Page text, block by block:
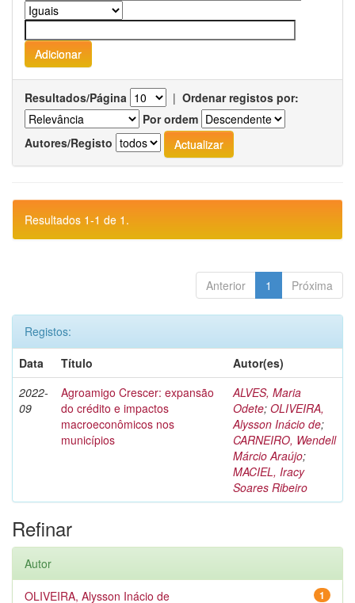
Resultados/Página | Ordenar registos por:
Por ordem
Autores/Registo
Resultados 1-1 de 1.
Anterior 1 Próxima
Registos:
Data
Título
Autor(es)
2022-
09
Agroamigo Crescer: expansão
do crédito e impactos
macroeconômicos nos
municípios
ALVES, Maria
Odete; OLIVEIRA,
Alysson Inácio de;
CARNEIRO, Wendell
Márcio Araújo;
MACIEL, Iracy
Soares Ribeiro
Refinar
Autor
1
OLIVEIRA, Alysson Inácio de